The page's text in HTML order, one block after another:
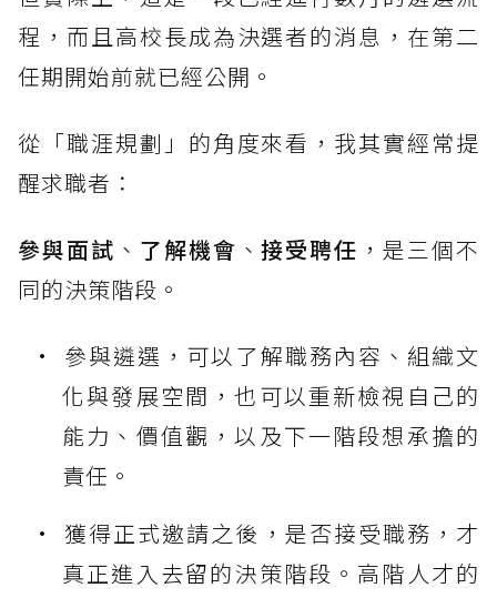
程，而且高校長成為決選者的消息，在第二
任期開始前就已經公開。
從「職涯規劃」的角度來看，我其實經常提
醒求職者：
參與面試 、 了解機會 、接受聘任 ，是三個不
同的決策階段。
參與遴選，可以了解職務內容、組織文
化與發展空間，也可以重新檢視自己的
能力、價值觀，以及下一階段想承擔的
責任。
獲得正式邀請之後，是否接受職務，才
真正進入去留的決策階段。高階人才的